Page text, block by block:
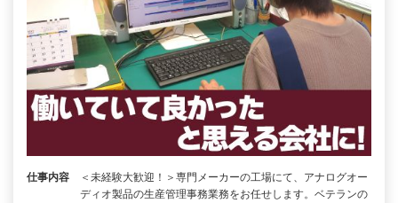
仕事内容
＜未経験大歓迎！＞専門メーカーの工場にて、アナログオー
ディオ製品の生産管理事務業務をお任せします。ベテランの